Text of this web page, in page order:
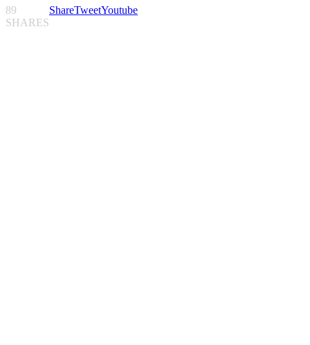
89
SHARES
ShareTweetYoutube